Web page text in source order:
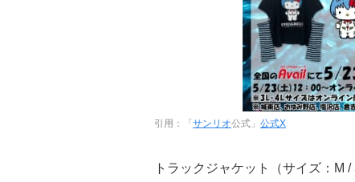
引用：「サンリオ公式」 公式X
トラックジャケット（サイズ：M